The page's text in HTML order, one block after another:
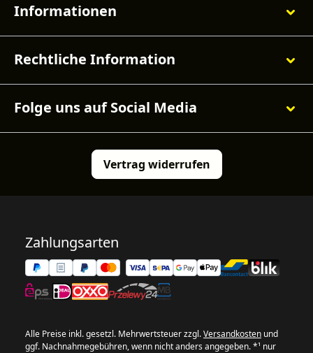
Informationen
Rechtliche Information
Folge uns auf Social Media
Vertrag widerrufen
Zahlungsarten
Alle Preise inkl. gesetzl. Mehrwertsteuer zzgl.Versandkosten und
ggf. Nachnahmegebühren, wenn nicht anders angegeben. *¹ nur